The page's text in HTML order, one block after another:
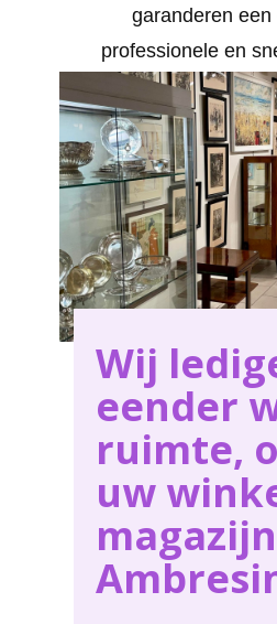
garanderen een
professionele en
Wij
eender
ruimte,
uw
magazijn